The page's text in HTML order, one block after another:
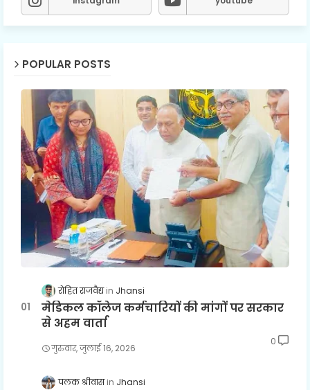
POPULAR POSTS
रोहित राजवैद्य Jhansi
मेडिकल कॉलेज कर्मचारियों की मांगों पर सरकार
से अहम वार्ता
गुरुवार, जुलाई 16, 2026
0
पलक श्रीवास Jhansi